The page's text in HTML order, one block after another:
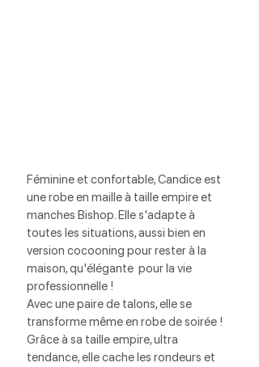
Féminine et confortable, Candice est
une robe en maille à taille empire et
manches Bishop. Elle s'adapte à
toutes les situations, aussi bien en
version cocooning pour rester à la
maison, qu'élégante  pour la vie
professionnelle !
Avec une paire de talons, elle se
transforme même en robe de soirée !
Grâce à sa taille empire, ultra
tendance, elle cache les rondeurs et